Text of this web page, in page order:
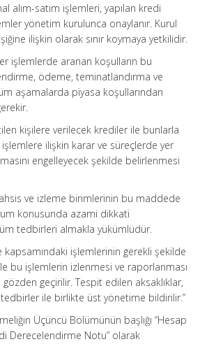
alım-satım işlemleri, yapılan kredi
yönetim kurulunca onaylanır. Kurul
ilişkin olarak sınır koymaya yetkilidir.
işlemlerde aranan koşulların bu
ödeme, teminatlandırma ve
aşamalarda piyasa koşullarından
kişilere verilecek krediler ile bunlarla
ilişkin karar ve süreçlerde yer
engelleyecek şekilde belirlenmesi
ve izleme birimlerinin bu maddede
konusunda azami dikkati
tedbirleri almakla yükümlüdür.
kapsamındaki işlemlerinin gerekli şekilde
bu işlemlerin izlenmesi ve raporlanması
geçirilir. Tespit edilen aksaklıklar,
tedbirler ile birlikte üst yönetime bildirilir.”
Üçüncü Bölümünün başlığı “Hesap
Derecelendirme Notu” olarak